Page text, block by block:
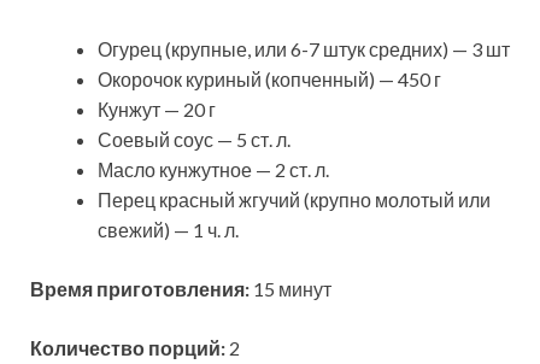
Огурец (крупные, или 6-7 штук средних) — 3 шт
Окорочок куриный (копченный) — 450 г
Кунжут — 20 г
Соевый соус — 5 ст. л.
Масло кунжутное — 2 ст. л.
Перец красный жгучий (крупно молотый или
свежий) — 1 ч. л.
Время приготовления: 15 минут
Количество порций: 2